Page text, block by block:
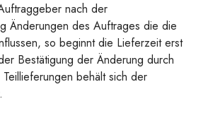
nach der
Änderungen des Auftrages die die
so beginnt die Lieferzeit erst
Bestätigung der Änderung durch
behält sich der